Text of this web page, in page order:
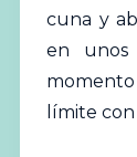
cuna y
en unos
límite